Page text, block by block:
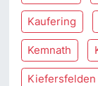
Kaufering
Kemnath
Kiefersfelden